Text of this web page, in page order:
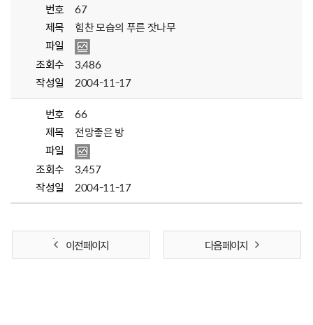
번호
67
제목
힘찬 모습의 푸른 잣나무
파일
조회수
3,486
작성일
2004-11-17
번호
66
제목
전망좋은 방
파일
조회수
3,457
작성일
2004-11-17
이전 페이지 다음 페이지